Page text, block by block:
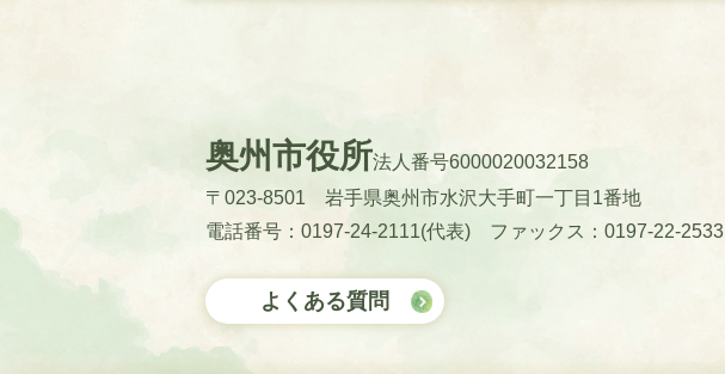
奥州市役所法人番号6000020032158
〒023-8501 岩手県奥州市水沢大手町一丁目1番地
電話番号：0197-24-2111(代表)
ファックス：0197-22-2533
よくある質問